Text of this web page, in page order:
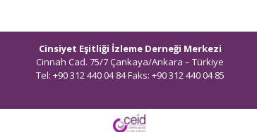
Cinsiyet Eşitliği İzleme Derneği Merkezi
Cinnah Cad. 75/7 Çankaya/Ankara – Türkiye
Tel: +90 312 440 04 84 Faks: +90 312 440 04 85